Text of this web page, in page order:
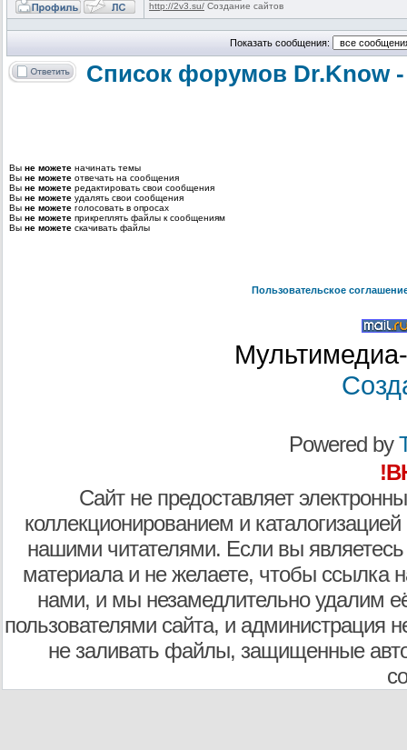
http://2v3.su/ Создание сайтов
Показать сообщения:
Список форумов Dr.Know
Вы не можете начинать темы
Вы не можете отвечать на сообщения
Вы не можете редактировать свои сообщения
Вы не можете удалять свои сообщения
Вы не можете голосовать в опросах
Вы не можете прикреплять файлы к сообщениям
Вы не можете скачивать файлы
Пользовательское
Powered by
Сайт не предоставляет
коллекционированием и
нашими читателями. Если вы являетесь
материала и не желаете, чтобы ссылка
нами, и мы незамедлительно удалим
пользователями сайта, и администрация
не заливать файлы, защищенные